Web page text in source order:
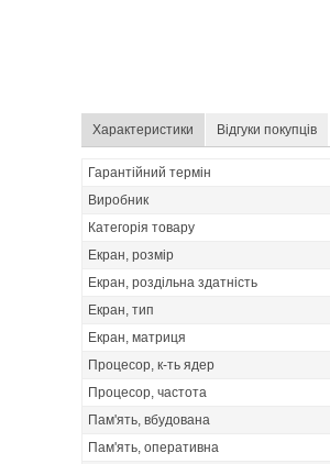
Характеристики Відгуки покупців
Гарантійний термін
Виробник
Категорія товару
Екран, розмір
Екран, роздільна здатність
Екран, тип
Екран, матриця
Процесор, к-ть ядер
Процесор, частота
Пам'ять, вбудована
Пам'ять, оперативна